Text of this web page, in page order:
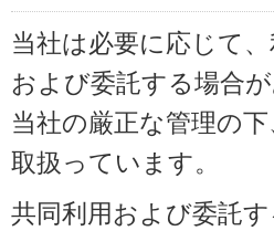
当社は必要に応じて
および委託する場合
当社の厳正な管理の
取扱っています。
共同利用および委託